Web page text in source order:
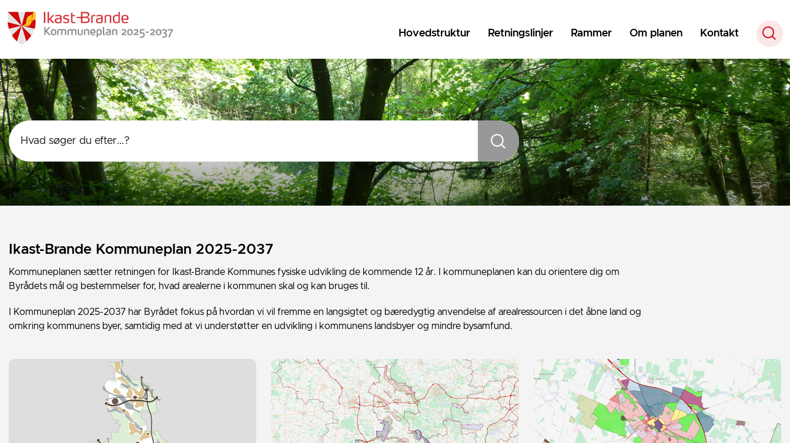
Hovedstruktur Retningslinjer Rammer Om planen Kontakt
Ikast-Brande Kommuneplan 2025-2037
Kommuneplanen sætter retningen for Ikast-Brande Kommunes fysiske udvikling de kommende 12 år. I kommuneplanen kan du orientere dig om
Byrådets mål og bestemmelser for, hvad arealerne i kommunen skal og kan bruges til.
I Kommuneplan 2025-2037 har Byrådet fokus på hvordan vi vil fremme en langsigtet og bæredygtig anvendelse af arealressourcen i det åbne land og
omkring kommunens byer, samtidig med at vi understøtter en udvikling i kommunens landsbyer og mindre bysamfund.